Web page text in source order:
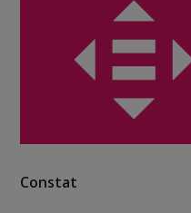
Constat